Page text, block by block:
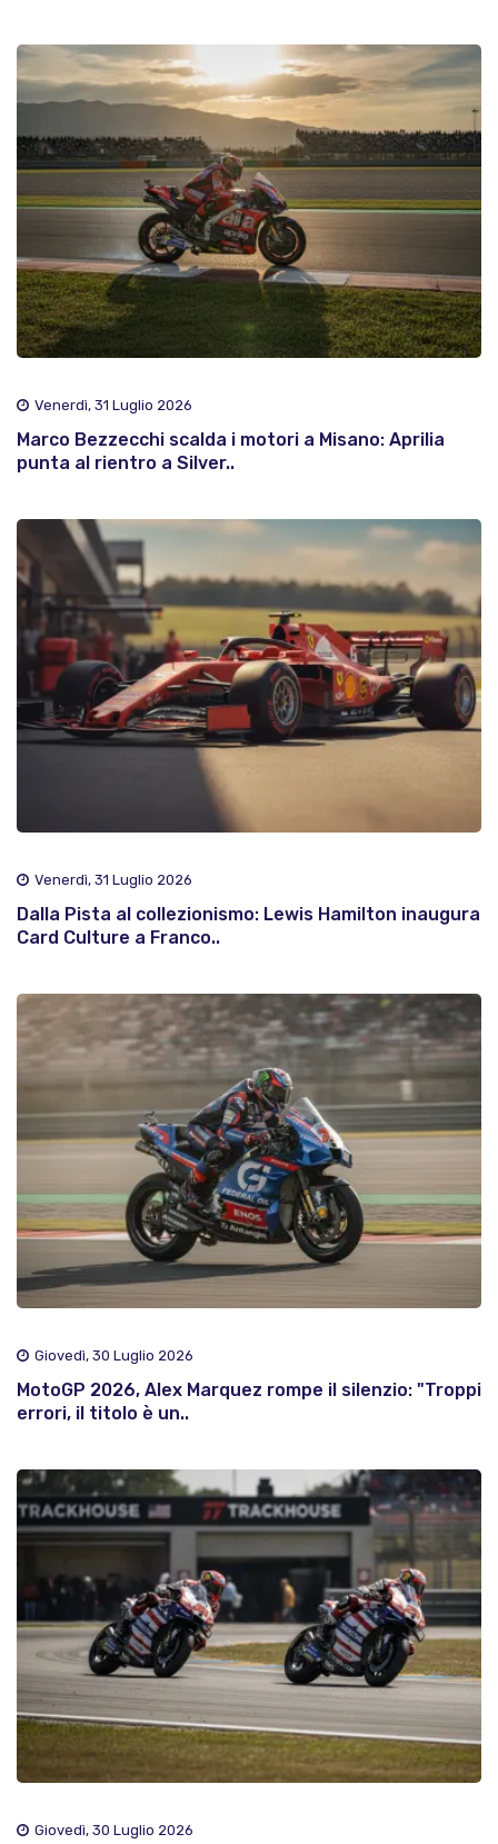
Venerdì, 31 Luglio 2026
Marco Bezzecchi scalda i motori a Misano: Aprilia
punta al rientro a Silver..
Venerdì, 31 Luglio 2026
Dalla Pista al collezionismo: Lewis Hamilton inaugura
Card Culture a Franco..
Giovedì, 30 Luglio 2026
MotoGP 2026, Alex Marquez rompe il silenzio: "Troppi
errori, il titolo è un..
Giovedì, 30 Luglio 2026